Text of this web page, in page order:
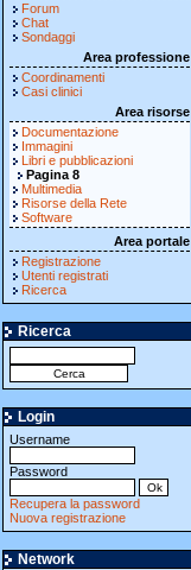
Forum
Chat
Sondaggi
Area professione
Coordinamenti
Casi clinici
Area risorse
Documentazione
Immagini
Libri e pubblicazioni
Pagina 8
Multimedia
Risorse della Rete
Software
Area portale
Registrazione
Utenti registrati
Ricerca
Ricerca
Login
Username
Password
Recupera la password
Nuova registrazione
Network